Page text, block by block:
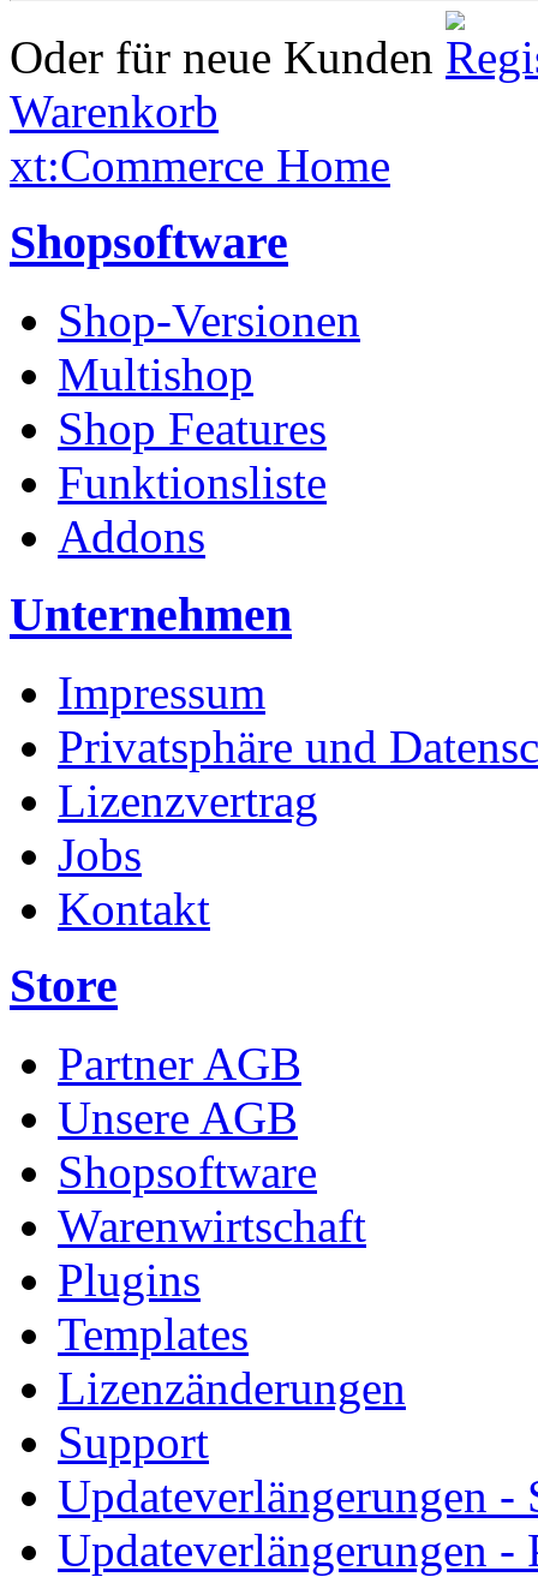
Oder für neue Kunden
Warenkorb
xt:Commerce Home
Shopsoftware
Shop-Versionen
Multishop
Shop Features
Funktionsliste
Addons
Unternehmen
Impressum
Privatsphäre und
Lizenzvertrag
Jobs
Kontakt
Store
Partner AGB
Unsere AGB
Shopsoftware
Warenwirtschaft
Plugins
Templates
Lizenzänderungen
Support
Updateverlängerungen -
Updateverlängerungen -